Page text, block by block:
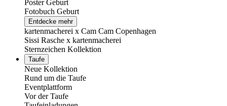
Poster Geburt
Fotobuch Geburt
Entdecke mehr
kartenmacherei x Cam Cam Copenhagen
Sissi Rasche x kartenmacherei
Sternzeichen Kollektion
Taufe
Neue Kollektion
Rund um die Taufe
Eventplattform
Vor der Taufe